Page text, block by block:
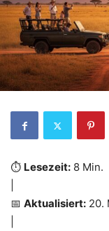
⏱️ Lesezeit: 8 Min.
📅 Aktualisiert: 20.